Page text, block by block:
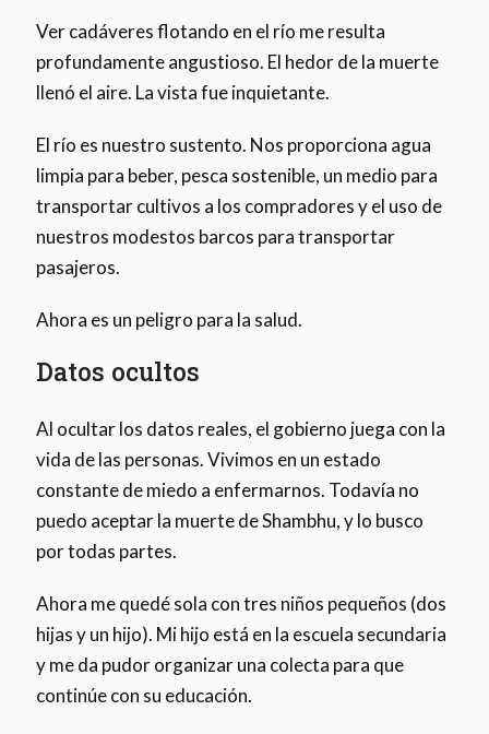
Ver cadáveres flotando en el río me resulta
profundamente angustioso. El hedor de la muerte
llenó el aire. La vista fue inquietante.
El río es nuestro sustento. Nos proporciona agua
limpia para beber, pesca sostenible, un medio para
transportar cultivos a los compradores y el uso de
nuestros modestos barcos para transportar
pasajeros.
Ahora es un peligro para la salud.
Datos ocultos
Al ocultar los datos reales, el gobierno juega con la
vida de las personas. Vivimos en un estado
constante de miedo a enfermarnos. Todavía no
puedo aceptar la muerte de Shambhu, y lo busco
por todas partes.
Ahora me quedé sola con tres niños pequeños (dos
hijas y un hijo). Mi hijo está en la escuela secundaria
y me da pudor organizar una colecta para que
continúe con su educación.